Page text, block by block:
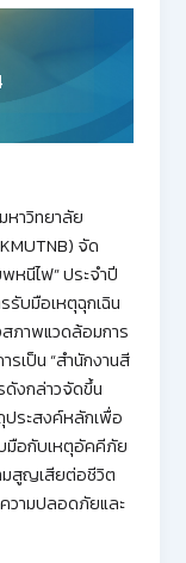
หาวิทยาลัย
จัด
หนีไฟ” ประจำปี
รับมือเหตุฉุกเฉิน
ภาพแวดล้อมการ
เป็น “สำนักงานสี
ดังกล่าวจัดขึ้น
ประสงค์หลักเพื่อ
มือกับเหตุอัคคีภัย
มสูญเสียต่อชีวิต
วามปลอดภัยและ